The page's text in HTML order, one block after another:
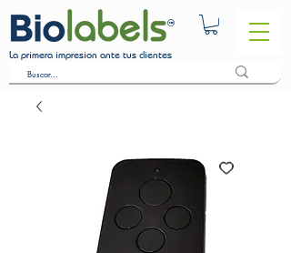
La primera impresion ante tus clientes